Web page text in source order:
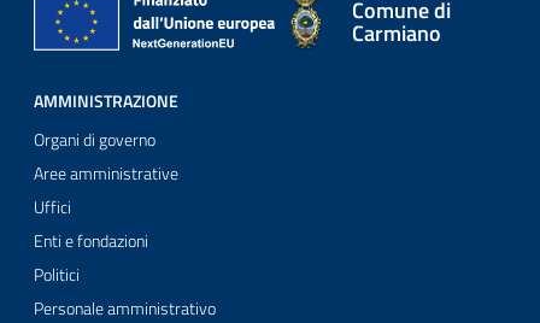
Comune di
Carmiano
AMMINISTRAZIONE
Organi di governo
Aree amministrative
Uffici
Enti e fondazioni
Politici
Personale amministrativo